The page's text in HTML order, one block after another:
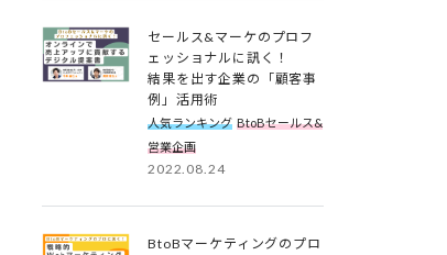
セールス&マーケのプロフ
ェッショナルに訊く！
結果を出す企業の「顧客事
例」活用術
人気ランキング BtoBセールス&
営業企画
2022.08.24
BtoBマーケティングのプロ